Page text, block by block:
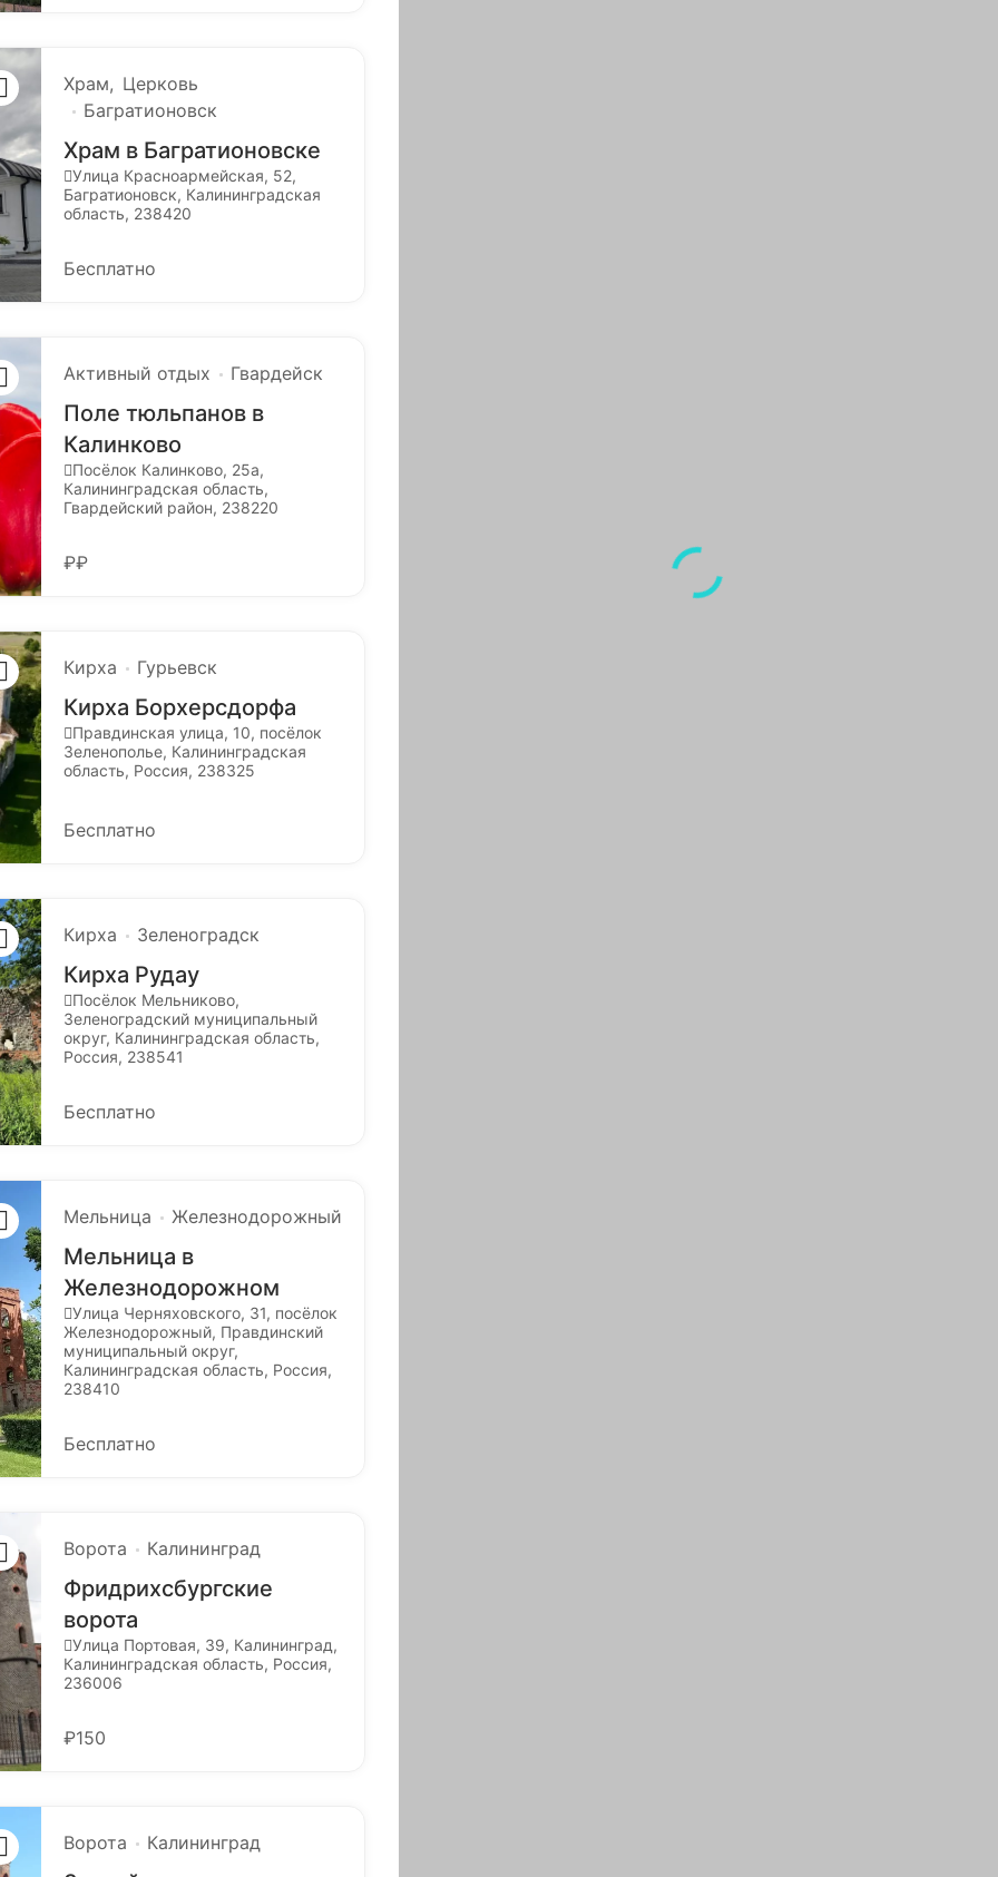
Храм
Церковь
Багратионовск
Храм в Багратионовске
Улица Красноармейская, 52,
Багратионовск, Калининградская
область, 238420
Бесплатно
Активный отдых Гвардейск
Поле тюльпанов в
Калинково
Посёлок Калинково, 25а,
Калининградская область,
Гвардейский район, 238220
₽₽
Кирха Гурьевск
Кирха Борхерсдорфа
Правдинская улица, 10, посёлок
Зеленополье, Калининградская
область, Россия, 238325
Бесплатно
Кирха Зеленоградск
Кирха Рудау
Посёлок Мельниково,
Зеленоградский муниципальный
округ, Калининградская область,
Россия, 238541
Бесплатно
Мельница Железнодорожный
Мельница в
Железнодорожном
Улица Черняховского, 31, посёлок
Железнодорожный, Правдинский
муниципальный округ,
Калининградская область, Россия,
238410
Бесплатно
Ворота Калининград
Фридрихсбургские
ворота
Улица Портовая, 39, Калининград,
Калининградская область, Россия,
236006
₽150
Ворота Калининград